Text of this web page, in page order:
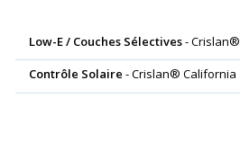
Low-E / Couches Sélectives- Crislan®
Contrôle Solaire - Crislan® California